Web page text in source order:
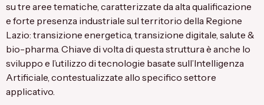
su tre aree tematiche, caratterizzate da alta qualificazione
e forte presenza industriale sul territorio della Regione
Lazio: transizione energetica, transizione digitale, salute &
bio-pharma. Chiave di volta di questa struttura è anche lo
sviluppo e l’utilizzo di tecnologie basate sull’Intelligenza
Artificiale, contestualizzate allo specifico settore
applicativo.